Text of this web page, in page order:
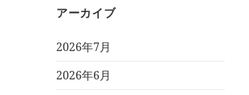
アーカイブ
2026年7月
2026年6月